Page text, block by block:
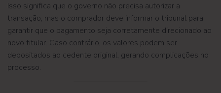
Isso significa que o governo não precisa autorizar a
transação, mas o comprador deve informar o tribunal para
garantir que o pagamento seja corretamente direcionado ao
novo titular. Caso contrário, os valores podem ser
depositados ao cedente original, gerando complicações no
processo.